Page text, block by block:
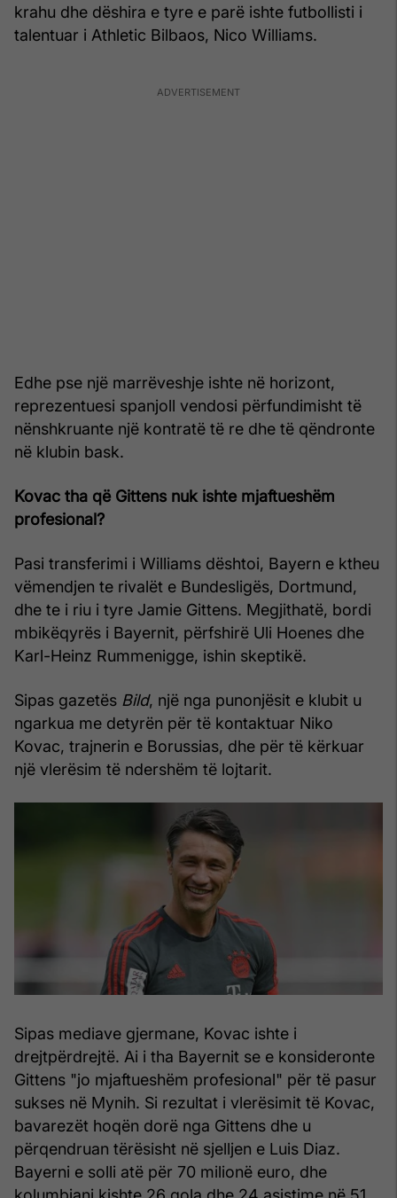
krahu dhe dëshira e tyre e parë ishte futbollisti i
talentuar i Athletic Bilbaos, Nico Williams.
Edhe pse një marrëveshje ishte në horizont,
reprezentuesi spanjoll vendosi përfundimisht të
nënshkruante një kontratë të re dhe të qëndronte
në klubin bask.
Kovac tha që Gittens nuk ishte mjaftueshëm
profesional?
Pasi transferimi i Williams dështoi, Bayern e ktheu
vëmendjen te rivalët e Bundesligës, Dortmund,
dhe te i riu i tyre Jamie Gittens. Megjithatë, bordi
mbikëqyrës i Bayernit, përfshirë Uli Hoenes dhe
Karl-Heinz Rummenigge, ishin skeptikë.
Sipas gazetës Bild, një nga punonjësit e klubit u
ngarkua me detyrën për të kontaktuar Niko
Kovac, trajnerin e Borussias, dhe për të kërkuar
një vlerësim të ndershëm të lojtarit.
Sipas mediave gjermane, Kovac ishte i
drejtpërdrejtë. Ai i tha Bayernit se e konsideronte
Gittens "jo mjaftueshëm profesional" për të pasur
sukses në Mynih. Si rezultat i vlerësimit të Kovac,
bavarezët hoqën dorë nga Gittens dhe u
përqendruan tërësisht në sjelljen e Luis Diaz.
Bayerni e solli atë për 70 milionë euro, dhe